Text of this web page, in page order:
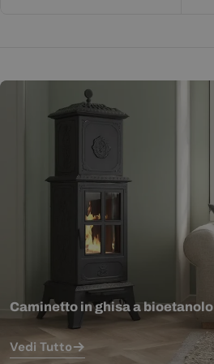
Caminetto in ghisa a bioetanolo
Vedi Tutto